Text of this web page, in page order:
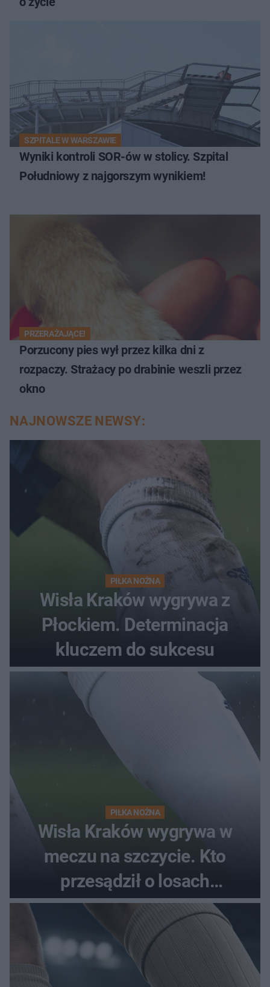
SZPITALE W WARSZAWIE
Wyniki kontroli SOR-ów w stolicy. Szpital
Południowy z najgorszym wynikiem!
PRZERAŻAJĄCE!
Porzucony pies wył przez kilka dni z
rozpaczy. Strażacy po drabinie weszli przez
okno
NAJNOWSZE NEWSY:
PIŁKA NOŻNA
Wisła Kraków wygrywa z
Płockiem. Determinacja
kluczem do sukcesu
PIŁKA NOŻNA
Wisła Kraków wygrywa w
meczu na szczycie. Kto
przesądził o losach
spotkania?